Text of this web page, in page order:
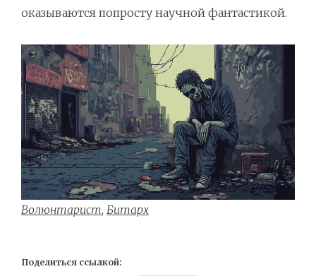
оказываются попросту научной фантастикой.
Волюнтарист, Битарх
Поделиться ссылкой: